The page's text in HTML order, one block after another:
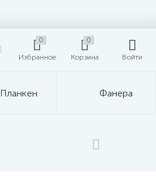
0
Избранное
0
Корзина Войти
Планкен Фанера